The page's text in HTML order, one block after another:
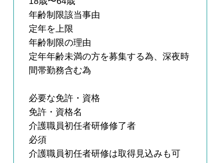
年齢制限該当事由
定年を上限
年齢制限の理由
定年年齢未満の方を募集する為、深夜時
間帯勤務含む為
必要な免許・資格
免許・資格名
介護職員初任者研修修了者
必須
介護職員初任者研修は取得見込みも可